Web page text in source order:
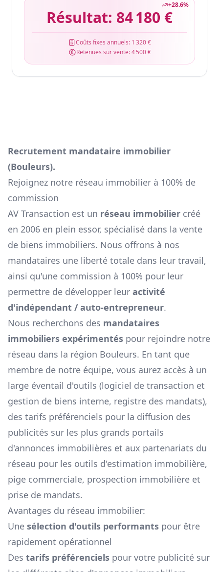
+28.6%
Résultat: 84 180 €
Coûts fixes annuels: 1 320 €
Retenues sur vente:4 500 €
Recrutement mandataire immobilier
(Bouleurs).
Rejoignez notre réseau immobilier à 100% de
commission
AV Transaction est un réseau immobilier créé
en 2006 en plein essor, spécialisé dans la vente
de biens immobiliers. Nous offrons à nos
mandataires une liberté totale dans leur travail,
ainsi qu'une commission à 100% pour leur
permettre de développer leur activité
d'indépendant / auto-entrepreneur.
Nous recherchons des mandataires
immobiliers expérimentés pour rejoindre notre
réseau dans la région Bouleurs. En tant que
membre de notre équipe, vous aurez accès à un
large éventail d'outils (logiciel de transaction et
gestion de biens interne, registre des mandats),
des tarifs préférenciels pour la diffusion des
publicités sur les plus grands portails
d'annonces immobilières et aux partenariats du
réseau pour les outils d'estimation immobilière,
pige commerciale, prospection immobilière et
prise de mandats.
Avantages du réseau immobilier:
Une sélection d'outils performants pour être
rapidement opérationnel
Des tarifs préférenciels pour votre publicité sur